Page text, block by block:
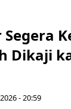
Segera
Dikaji
- 20:59